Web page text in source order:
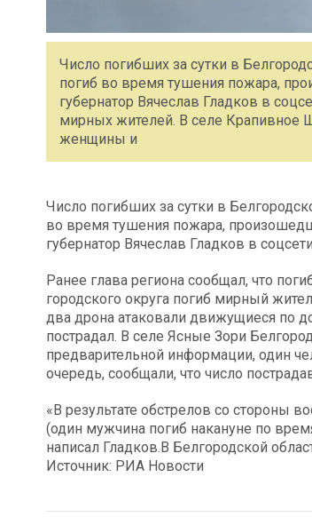
Число погибших за сутки в
погиб во время тушения пожара,
губернатор Вячеслав Гладков в
мирных жителей. В селе Крапивное
женщины и
Число погибших за сутки в
во время тушения пожара,
губернатор Вячеслав Гладков в
Ранее глава региона сообщал, что
городского округа погиб мирный
два дрона атаковали движущиеся по
пострадал. В селе Ясные Зори
предварительной информации, один
очередь, сообщали, что число
«В результате обстрелов со стороны
(один мужчина погиб накануне по
написал Гладков.В Белгородской
Источник: РИА Новости